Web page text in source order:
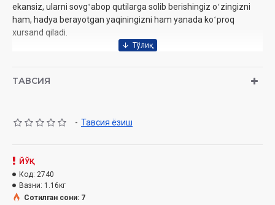
ekansiz, ularni sovgʻabop qutilarga solib berishingiz oʻzingizni
ham, hadya berayotgan yaqiningizni ham yanada koʻproq
xursand qiladi.
ТАВСИЯ
- Тавсия ёзиш
ЙЎҚ
Код: 2740
Вазни: 1.16кг
Сотилган сони: 7